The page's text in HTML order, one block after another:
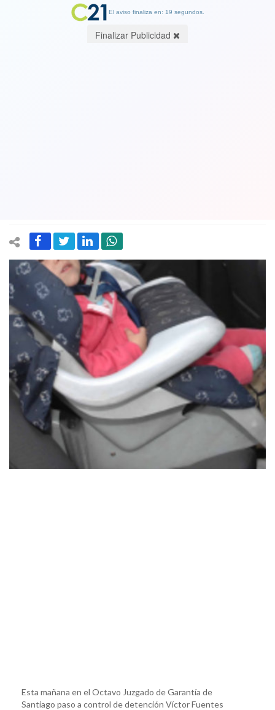
Esta mañana en el Octavo Juzgado de Garantía de
Santiago paso a control de detención Víctor Fuentes
El aviso finaliza en: 19 segundos.
Finalizar Publicidad